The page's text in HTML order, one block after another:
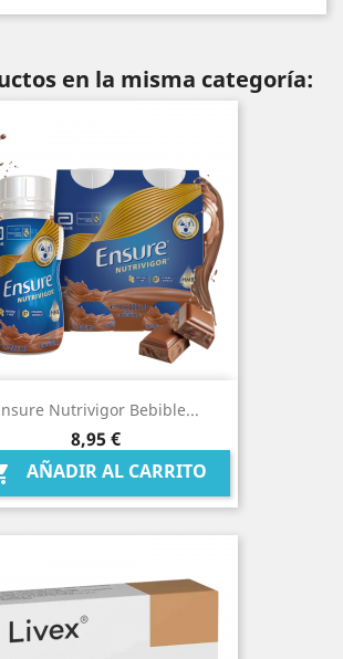
en la misma categoría:
Nutrivigor Bebible...
Precio
8,95 €
AÑADIR AL CARRITO